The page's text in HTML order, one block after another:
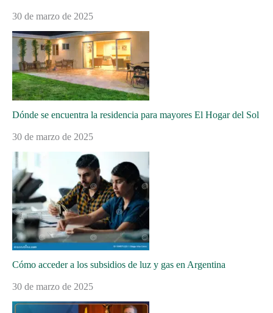
30 de marzo de 2025
Dónde se encuentra la residencia para mayores El Hogar del Sol
30 de marzo de 2025
Cómo acceder a los subsidios de luz y gas en Argentina
30 de marzo de 2025